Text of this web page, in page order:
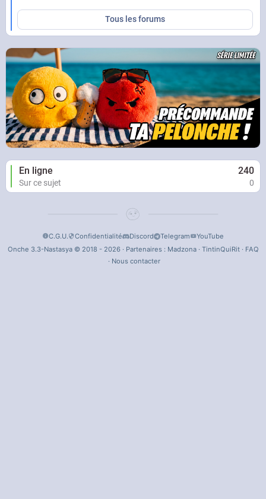
Tous les forums
En ligne 240
Sur ce sujet 0
C.G.U. Confidentialité Discord Telegram
YouTube
Onche 3.3-Nastasya © 2018 - 2026 · Partenaires : Madzona· TintinQuiRit· FAQ
· Nous contacter